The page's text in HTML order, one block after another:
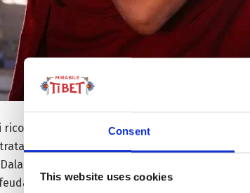
Consent
This website uses cookies
ricorderanno ancora il film ‘Piccolo Buddha’,
per la prima volta in un cinema.
Lama fatte alla Stampa internazionale
della reincarnazione, nel tempo